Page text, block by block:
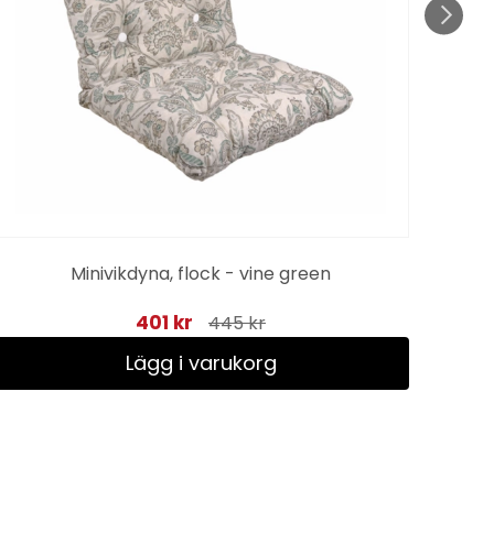
Minivikdyna, flock - vine green
401 kr 445 kr
Lägg i varukorg